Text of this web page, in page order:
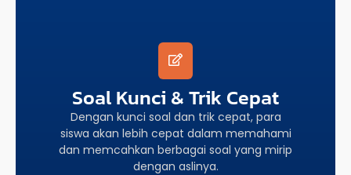
Soal Kunci & Trik Cepat
Dengan kunci soal dan trik cepat, para
siswa akan lebih cepat dalam memahami
dan memcahkan berbagai soal yang mirip
dengan aslinya.